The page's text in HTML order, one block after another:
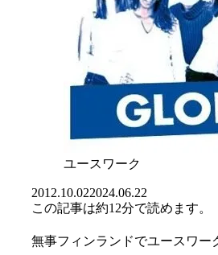
ユースワーク
2012.10.022024.06.22
この記事は約12分で読めます。
無事フィンランドでユースワー